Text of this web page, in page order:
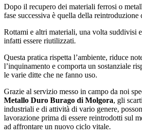
Dopo il recupero dei materiali ferrosi o
fase successiva è quella della reintroduzione
Rottami e altri materiali, una volta suddivisi
infatti essere riutilizzati.
Questa pratica rispetta l’ambiente, riduce
l’inquinamento e comporta un sostanziale
le varie ditte che ne fanno uso.
Grazie al servizio messo in campo da noi
Metallo Duro Burago di Molgora, gli
industriali e di attività di vario genere,
lavorazione prima di essere reintrodotti sul
ad affrontare un nuovo ciclo vitale.